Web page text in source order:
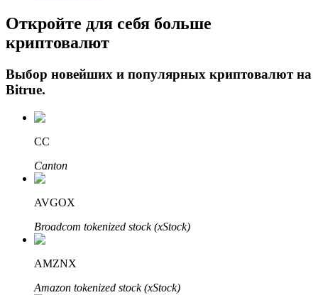
Авто Инвест
Получите долгосрочную прибыль и гибкие проценты
Откройте для себя больше
криптовалют
Выбор новейших и популярных криптовалют на
Bitrue.
CC
Canton
AVGOX
Broadcom tokenized stock (xStock)
AMZNX
Amazon tokenized stock (xStock)